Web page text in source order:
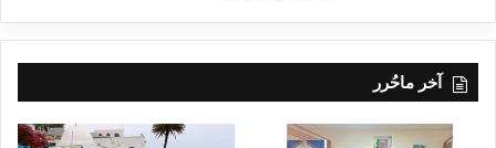
آخر ماحُرر